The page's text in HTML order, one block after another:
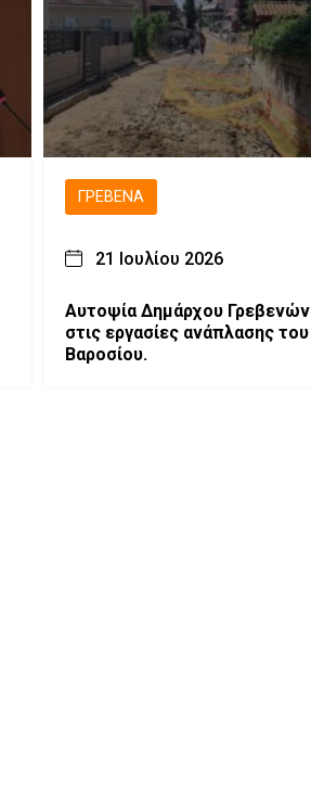
ΓΡΕΒΕΝΆ
21 Ιουλίου 2026
Αυτοψία Δημάρχου Γρεβενών
στις εργασίες ανάπλασης του
Βαροσίου.